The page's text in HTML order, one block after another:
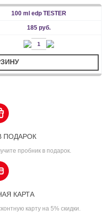
100 ml edp TESTER
185 руб.
ПОДАРОК
пробник в подарок.
КАРТА
карту на 5% скидки.